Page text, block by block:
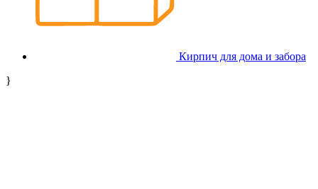
Кирпич для дома и забора
}